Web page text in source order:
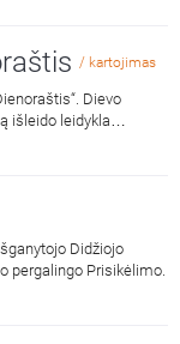
/ kartojimas
Dievo
išleido leidykla
Didžiojo
pergalingo Prisikėlimo.